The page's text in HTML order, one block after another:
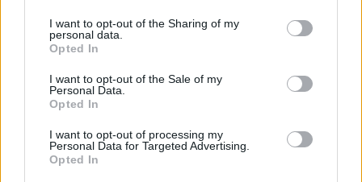
not limited to your visit or usage behaviour. You may click to
grant or deny consent to Google and its third-party tags to
use your data for below specified purposes in below Google
consent section.
I want to opt-out of the Sharing of my
personal data.
Opted In
I want to opt-out of the Sale of my
Personal Data.
Opted In
I want to opt-out of processing my
Personal Data for Targeted Advertising.
Opted In
Pedro Pascal Cannes-ban üzent: „Ne félj, vágj